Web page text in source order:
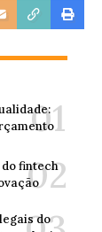
fintech
do